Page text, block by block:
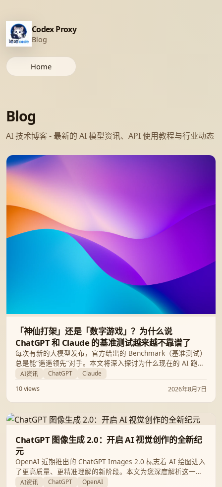
Codex Proxy
Blog
Home
Blog
AI 技术博客 - 最新的 AI 模型资讯、API 使用教程与行业动态
「神仙打架」还是「数字游戏」？为什么说
ChatGPT 和 Claude 的基准测试越来越不靠谱了
每次有新的大模型发布，官方给出的 Benchmark（基准测试）
总是能“遥遥领先”对手。本文将深入探讨为什么现在的 AI 跑分
越来越像一场娱乐大众的数字游戏，以及我们作为普通用户应
该如何看待 ChatGPT 与 Claude 的“神仙打架”。
AI资讯 ChatGPT
Claude
10 views
2026年8月7日
ChatGPT 图像生成 2.0：开启 AI 视觉创作的全新纪
元
OpenAI 近期推出的 ChatGPT Images 2.0 标志着 AI 绘图进入
了更高质量、更精准理解的新阶段。本文为您深度解析这一升
级带来的核心突破及其实际应用场景。
AI资讯 ChatGPT
OpenAI